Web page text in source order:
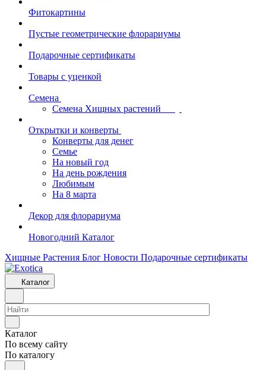
Фитокартины
Пустые геометрические флорариумы
Подарочные сертификаты
Товары с уценкой
Семена
Семена Хищных растений
Открытки и конверты
Конверты для денег
Семье
На новый год
На день рождения
Любимым
На 8 марта
Декор для флорариума
Новогодний Каталог
Хищные Растения Блог Новости Подарочные сертификаты
Каталог
Каталог
По всему сайту
По каталогу